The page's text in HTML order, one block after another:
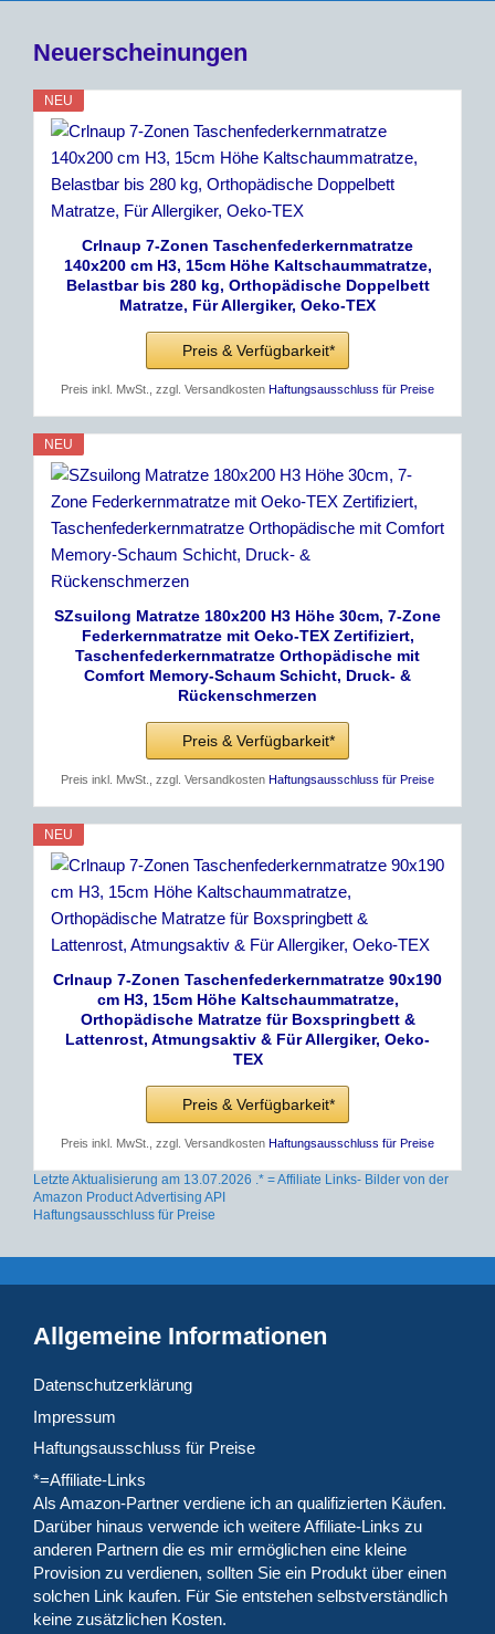
Neuerscheinungen
NEU
Crlnaup 7-Zonen Taschenfederkernmatratze
140x200 cm H3, 15cm Höhe Kaltschaummatratze,
Belastbar bis 280 kg, Orthopädische Doppelbett
Matratze, Für Allergiker, Oeko-TEX
Preis & Verfügbarkeit*
Preis inkl. MwSt., zzgl. Versandkosten Haftungsausschluss für Preise
NEU
SZsuilong Matratze 180x200 H3 Höhe 30cm, 7-Zone
Federkernmatratze mit Oeko-TEX Zertifiziert,
Taschenfederkernmatratze Orthopädische mit
Comfort Memory-Schaum Schicht, Druck- &
Rückenschmerzen
Preis & Verfügbarkeit*
Preis inkl. MwSt., zzgl. Versandkosten Haftungsausschluss für Preise
NEU
Crlnaup 7-Zonen Taschenfederkernmatratze 90x190
cm H3, 15cm Höhe Kaltschaummatratze,
Orthopädische Matratze für Boxspringbett &
Lattenrost, Atmungsaktiv & Für Allergiker, Oeko-
TEX
Preis & Verfügbarkeit*
Preis inkl. MwSt., zzgl. Versandkosten Haftungsausschluss für Preise
Letzte Aktualisierung am 13.07.2026 .* = Affiliate Links- Bilder von der
Amazon Product Advertising API
Haftungsausschluss für Preise
Allgemeine Informationen
Datenschutzerklärung
Impressum
Haftungsausschluss für Preise
*=Affiliate-Links
Als Amazon-Partner verdiene ich an qualifizierten Käufen.
Darüber hinaus verwende ich weitere Affiliate-Links zu
anderen Partnern die es mir ermöglichen eine kleine
Provision zu verdienen, sollten Sie ein Produkt über einen
solchen Link kaufen. Für Sie entstehen selbstverständlich
keine zusätzlichen Kosten.